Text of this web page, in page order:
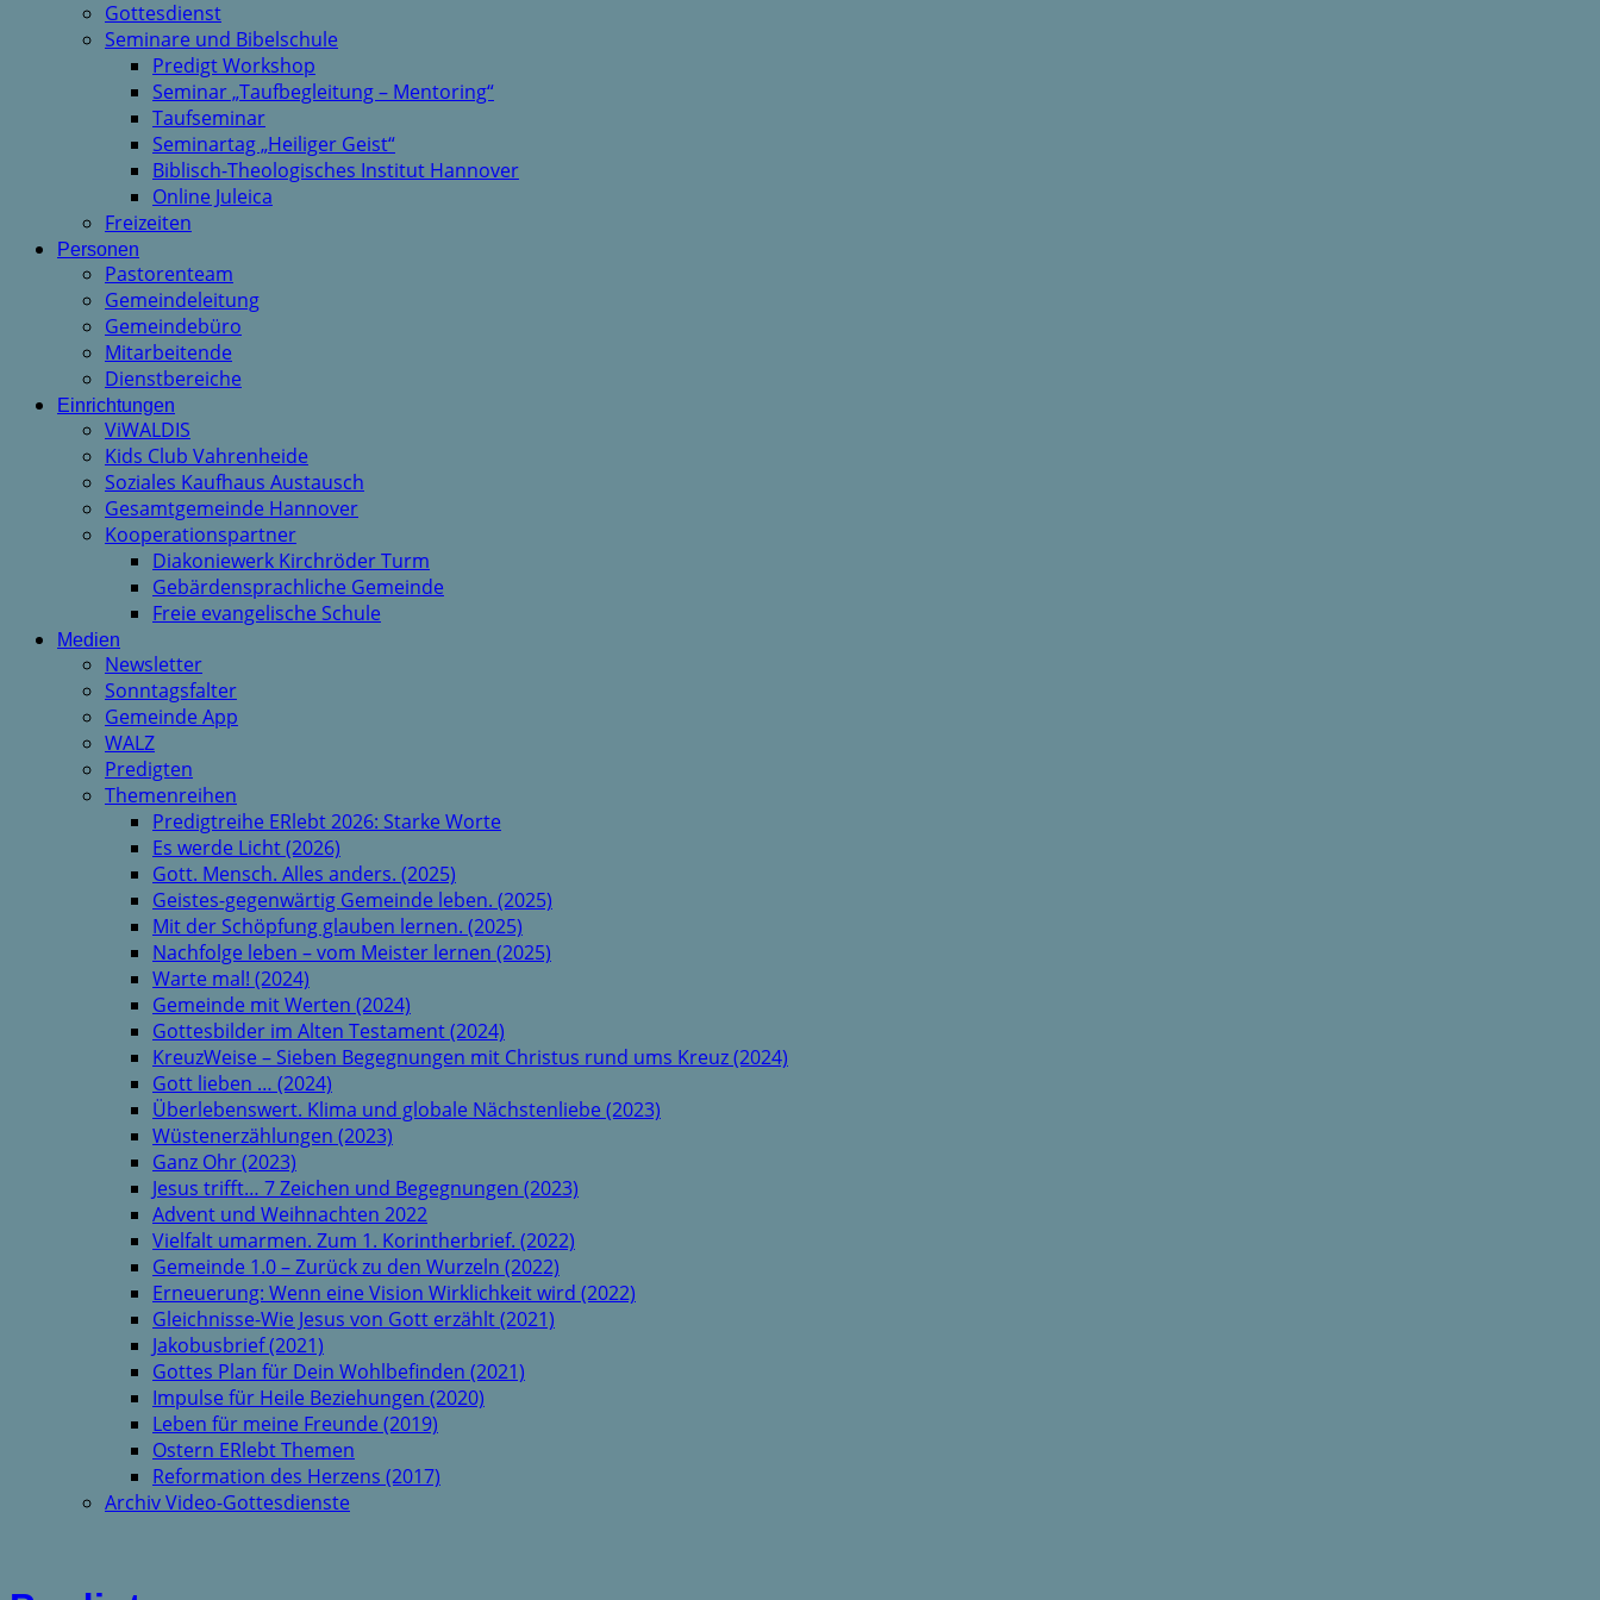
Gottesdienst
Seminare und Bibelschule
Predigt Workshop
Seminar „Taufbegleitung – Mentoring“
Taufseminar
Seminartag „Heiliger Geist“
Biblisch-Theologisches Institut Hannover
Online Juleica
Freizeiten
Personen
Pastorenteam
Gemeindeleitung
Gemeindebüro
Mitarbeitende
Dienstbereiche
Einrichtungen
ViWALDIS
Kids Club Vahrenheide
Soziales Kaufhaus Austausch
Gesamtgemeinde Hannover
Kooperationspartner
Diakoniewerk Kirchröder Turm
Gebärdensprachliche Gemeinde
Freie evangelische Schule
Medien
Newsletter
Sonntagsfalter
Gemeinde App
WALZ
Predigten
Themenreihen
Predigtreihe ERlebt 2026: Starke Worte
Es werde Licht (2026)
Gott. Mensch. Alles anders. (2025)
Geistes-gegenwärtig Gemeinde leben. (2025)
Mit der Schöpfung glauben lernen. (2025)
Nachfolge leben – vom Meister lernen (2025)
Warte mal! (2024)
Gemeinde mit Werten (2024)
Gottesbilder im Alten Testament (2024)
KreuzWeise – Sieben Begegnungen mit Christus rund ums Kreuz (2024)
Gott lieben … (2024)
Überlebenswert. Klima und globale Nächstenliebe (2023)
Wüstenerzählungen (2023)
Ganz Ohr (2023)
Jesus trifft… 7 Zeichen und Begegnungen (2023)
Advent und Weihnachten 2022
Vielfalt umarmen. Zum 1. Korintherbrief. (2022)
Gemeinde 1.0 – Zurück zu den Wurzeln (2022)
Erneuerung: Wenn eine Vision Wirklichkeit wird (2022)
Gleichnisse-Wie Jesus von Gott erzählt (2021)
Jakobusbrief (2021)
Gottes Plan für Dein Wohlbefinden (2021)
Impulse für Heile Beziehungen (2020)
Leben für meine Freunde (2019)
Ostern ERlebt Themen
Reformation des Herzens (2017)
Archiv Video-Gottesdienste